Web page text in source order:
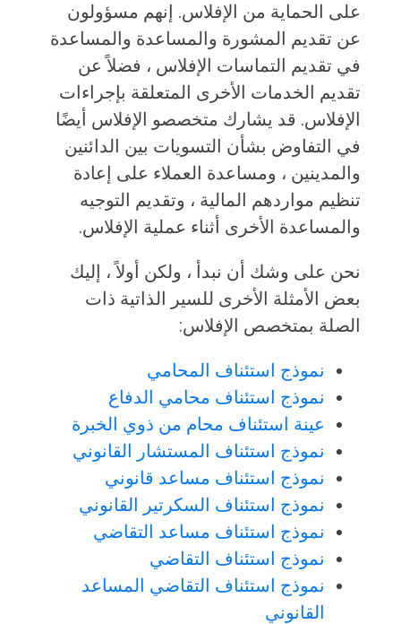
على الحماية من الإفلاس. إنهم مسؤولون
عن تقديم المشورة والمساعدة والمساعدة
في تقديم التماسات الإفلاس ، فضلاً عن
تقديم الخدمات الأخرى المتعلقة بإجراءات
الإفلاس. قد يشارك متخصصو الإفلاس أيضًا
في التفاوض بشأن التسويات بين الدائنين
والمدينين ، ومساعدة العملاء على إعادة
تنظيم مواردهم المالية ، وتقديم التوجيه
والمساعدة الأخرى أثناء عملية الإفلاس.
نحن على وشك أن نبدأ ، ولكن أولاً ، إليك
بعض الأمثلة الأخرى للسير الذاتية ذات
الصلة بمتخصص الإفلاس:
نموذج استئناف المحامي
نموذج استئناف محامي الدفاع
عينة استئناف محام من ذوي الخبرة
نموذج استئناف المستشار القانوني
نموذج استئناف مساعد قانوني
نموذج استئناف السكرتير القانوني
نموذج استئناف مساعد التقاضي
نموذج استئناف التقاضي
نموذج استئناف التقاضي المساعد
القانوني